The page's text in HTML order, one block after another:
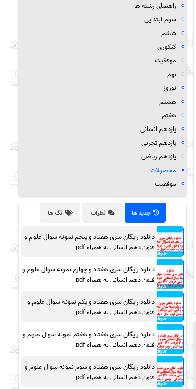
راهنمای رشته ها
سوم ابتدایی
ششم
کنکوری
موفقیت
نهم
نوروز
هشتم
هفتم
یازدهم انسانی
یازدهم تجربی
یازدهم ریاضی
محصولات
موفقیت
جدید ها نظرات تگ ها
دانلود رایگان سری هفتاد و پنجم نمونه سوال علوم و
فنون دهم انسانی به همراه pdf
دانلود رایگان سری هفتاد و چهارم نمونه سوال علوم و
فنون دهم انسانی به همراه pdf
دانلود رایگان سری هفتاد و یکم نمونه سوال علوم و
فنون دهم انسانی به همراه pdf
دانلود رایگان سری هفتاد و هفتم نمونه سوال علوم و
فنون دهم انسانی به همراه pdf
دانلود رایگان سری هفتاد و سوم نمونه سوال علوم و
فنون دهم انسانی به همراه pdf